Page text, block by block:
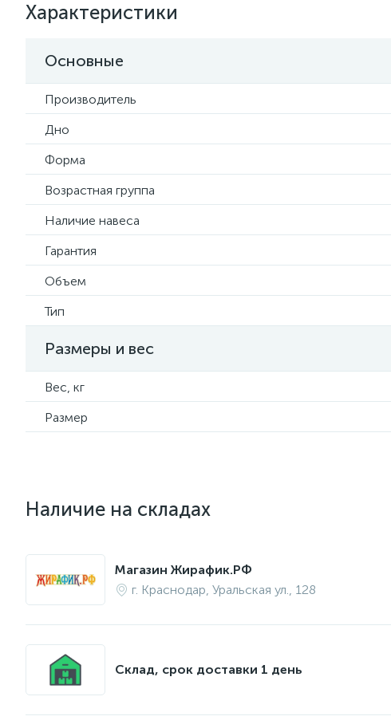
Характеристики
Основные
Производитель
Дно
Форма
Возрастная группа
Наличие навеса
Гарантия
Объем
Тип
Размеры и вес
Вес, кг
Размер
Наличие на складах
Магазин Жирафик.РФ
г. Краснодар, Уральская ул., 128
Склад, срок доставки 1 день